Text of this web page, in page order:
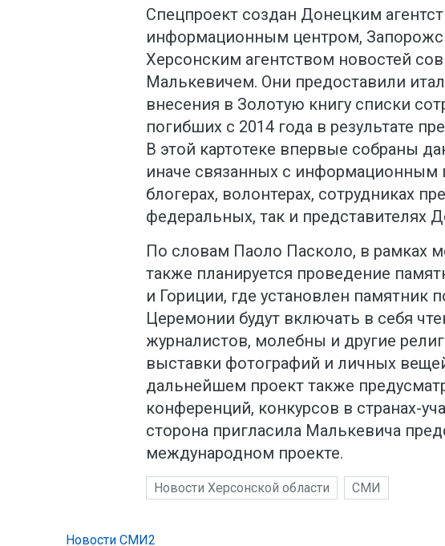
Спецпроект создан Донецким
информационным центром,
Херсонским агентством новостей
Малькевичем. Они предоставили
внесения в Золотую книгу списки
погибших с 2014 года в результате
В этой картотеке впервые собраны
иначе связанных с информационным
блогерах, волонтерах, сотрудниках
федеральных, так и представителях
По словам Паоло Пасколо, в рамках
также планируется проведение
и Гориции, где установлен памятник
Церемонии будут включать в себя
журналистов, молебны и другие
выставки фотографий и личных
дальнейшем проект также
конференций, конкурсов в странах-
сторона пригласила Малькевича
международном проекте.
Новости Херсонской области СМИ
Новости СМИ2